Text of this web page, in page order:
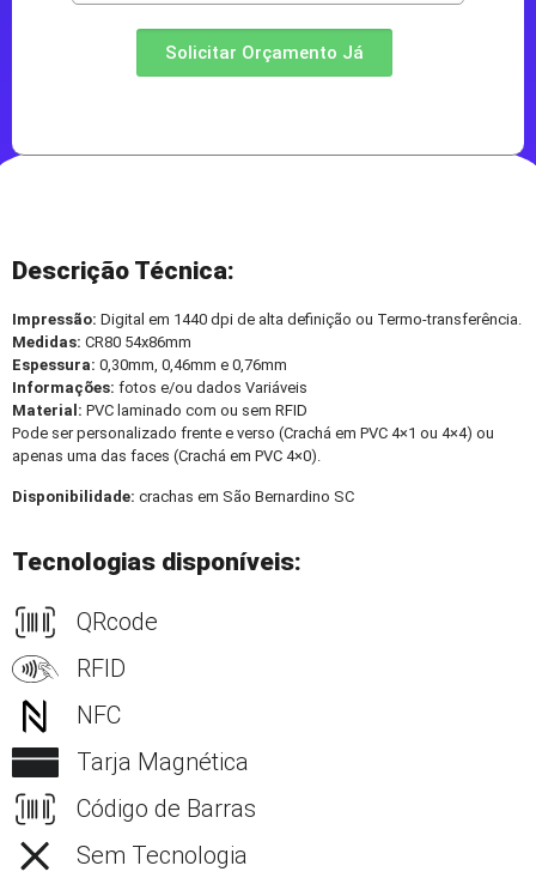
Solicitar Orçamento Já
Descrição Técnica:
Impressão: Digital em 1440 dpi de alta definição ou Termo-transferência.
Medidas: CR80 54x86mm
Espessura: 0,30mm, 0,46mm e 0,76mm
Informações: fotos e/ou dados Variáveis
Material: PVC laminado com ou sem RFID
Pode ser personalizado frente e verso (Crachá em PVC 4×1 ou 4×4) ou
apenas uma das faces (Crachá em PVC 4×0).
Disponibilidade: crachas em São Bernardino SC
Tecnologias disponíveis:
QRcode
RFID
NFC
Tarja Magnética
Código de Barras
Sem Tecnologia